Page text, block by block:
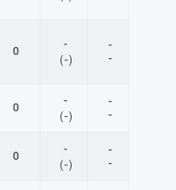
0
-
(-)
-
-
0
-
(-)
-
-
0
-
(-)
-
-